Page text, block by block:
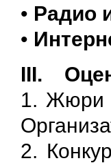
• Радио
•
III.
1. Жюри
2.